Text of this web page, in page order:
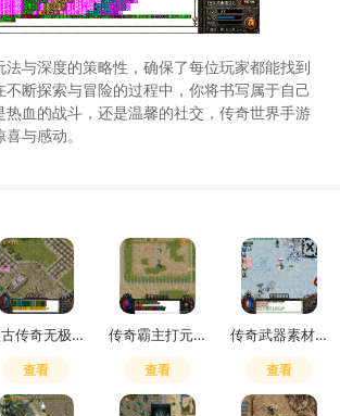
法与深度的策略性，确保了每位玩家都能找到
断探索与冒险的过程中，你将书写属于自己
热血的战斗，还是温馨的社交，传奇世界手游
与感动。
复古传奇无极真气有什么用
查看
传奇霸主打元宝买精灵划算不
查看
传奇武器素材600张多少钱
查看